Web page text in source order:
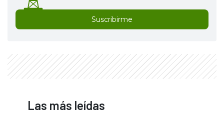
Suscribirme
Las más leídas